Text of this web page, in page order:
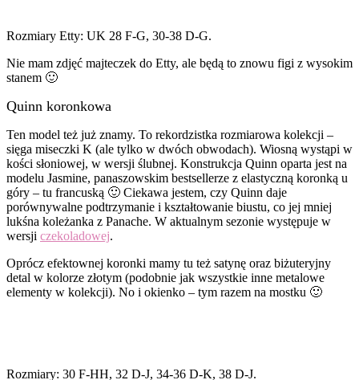
Rozmiary Etty: UK 28 F-G, 30-38 D-G.
Nie mam zdjęć majteczek do Etty, ale będą to znowu figi z wysokim
stanem 🙂
Quinn koronkowa
Ten model też już znamy. To rekordzistka rozmiarowa kolekcji –
sięga miseczki K (ale tylko w dwóch obwodach). Wiosną wystąpi w
kości słoniowej, w wersji ślubnej. Konstrukcja Quinn oparta jest na
modelu Jasmine, panaszowskim bestsellerze z elastyczną koronką u
góry – tu francuską 🙂 Ciekawa jestem, czy Quinn daje
porównywalne podtrzymanie i kształtowanie biustu, co jej mniej
lukśna koleżanka z Panache. W aktualnym sezonie występuje w
wersji czekoladowej.
Oprócz efektownej koronki mamy tu też satynę oraz biżuteryjny
detal w kolorze złotym (podobnie jak wszystkie inne metalowe
elementy w kolekcji). No i okienko – tym razem na mostku 🙂
Rozmiary: 30 F-HH, 32 D-J, 34-36 D-K, 38 D-J.